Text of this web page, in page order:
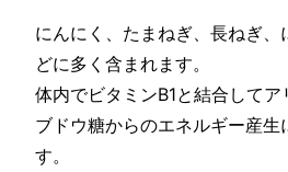
にんにく、たまねぎ、長ねぎ、
どに多く含まれます。
体内でビタミンB1と結合してア
ブドウ糖からのエネルギー産生
す。